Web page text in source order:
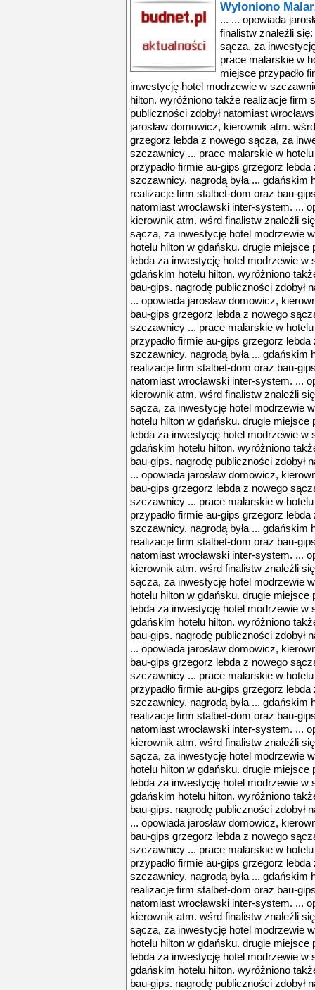
Wyłoniono
... ... opowiada
finalistw znaleźli
sącza, za
prace malarskie w
miejsce przypadło
inwestycję hotel modrzewie w
hilton. wyróżniono także realizacje firm
publiczności zdobył natomiast
jarosław domowicz, kierownik atm.
grzegorz lebda z nowego sącza, za
szczawnicy ... prace malarskie w
przypadło firmie au-gips grzegorz
szczawnicy. nagrodą była ... gdańskim
realizacje firm stalbet-dom oraz bau-
natomiast wrocławski inter-system. ...
kierownik atm. wśrd finalistw znaleźli
sącza, za inwestycję hotel modrzewie
hotelu hilton w gdańsku. drugie miejsce
lebda za inwestycję hotel modrzewie w
gdańskim hotelu hilton. wyróżniono
bau-gips. nagrodę publiczności zdobył
... opowiada jarosław domowicz,
bau-gips grzegorz lebda z nowego
szczawnicy ... prace malarskie w
przypadło firmie au-gips grzegorz
szczawnicy. nagrodą była ... gdańskim
realizacje firm stalbet-dom oraz bau-
natomiast wrocławski inter-system. ...
kierownik atm. wśrd finalistw znaleźli
sącza, za inwestycję hotel modrzewie
hotelu hilton w gdańsku. drugie miejsce
lebda za inwestycję hotel modrzewie w
gdańskim hotelu hilton. wyróżniono
bau-gips. nagrodę publiczności zdobył
... opowiada jarosław domowicz,
bau-gips grzegorz lebda z nowego
szczawnicy ... prace malarskie w
przypadło firmie au-gips grzegorz
szczawnicy. nagrodą była ... gdańskim
realizacje firm stalbet-dom oraz bau-
natomiast wrocławski inter-system. ...
kierownik atm. wśrd finalistw znaleźli
sącza, za inwestycję hotel modrzewie
hotelu hilton w gdańsku. drugie miejsce
lebda za inwestycję hotel modrzewie w
gdańskim hotelu hilton. wyróżniono
bau-gips. nagrodę publiczności zdobył
... opowiada jarosław domowicz,
bau-gips grzegorz lebda z nowego
szczawnicy ... prace malarskie w
przypadło firmie au-gips grzegorz
szczawnicy. nagrodą była ... gdańskim
realizacje firm stalbet-dom oraz bau-
natomiast wrocławski inter-system. ...
kierownik atm. wśrd finalistw znaleźli
sącza, za inwestycję hotel modrzewie
hotelu hilton w gdańsku. drugie miejsce
lebda za inwestycję hotel modrzewie w
gdańskim hotelu hilton. wyróżniono
bau-gips. nagrodę publiczności zdobył
... opowiada jarosław domowicz,
bau-gips grzegorz lebda z nowego
szczawnicy ... prace malarskie w
przypadło firmie au-gips grzegorz
szczawnicy. nagrodą była ... gdańskim
realizacje firm stalbet-dom oraz bau-
natomiast wrocławski inter-system. ...
kierownik atm. wśrd finalistw znaleźli
sącza, za inwestycję hotel modrzewie
hotelu hilton w gdańsku. drugie miejsce
lebda za inwestycję hotel modrzewie w
gdańskim hotelu hilton. wyróżniono
bau-gips. nagrodę publiczności zdobył